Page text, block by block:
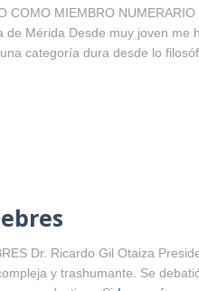
COMO MIEMBRO NUMERARIO
de Mérida Desde muy joven me
categoría dura desde lo
Dr. Ricardo Gil Otaiza
y trashumante. Se